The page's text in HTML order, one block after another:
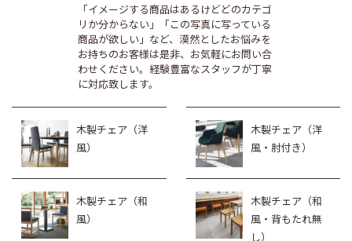
「イメージする商品はあるけどどのカテゴ
リか分からない」「この写真に写っている
商品が欲しい」など、漠然としたお悩みを
お持ちのお客様は是非、お気軽にお問い合
わせください。経験豊富なスタッフが丁寧
に対応致します。
木製チェア（洋
風）
木製チェア（洋
風・肘付き）
木製チェア（和
風）
木製チェア（和
風・背もたれ無
し）